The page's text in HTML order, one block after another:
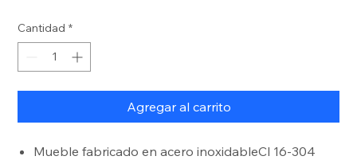
Cantidad *
Agregar al carrito
Mueble fabricado en acero inoxidableCl 16-304